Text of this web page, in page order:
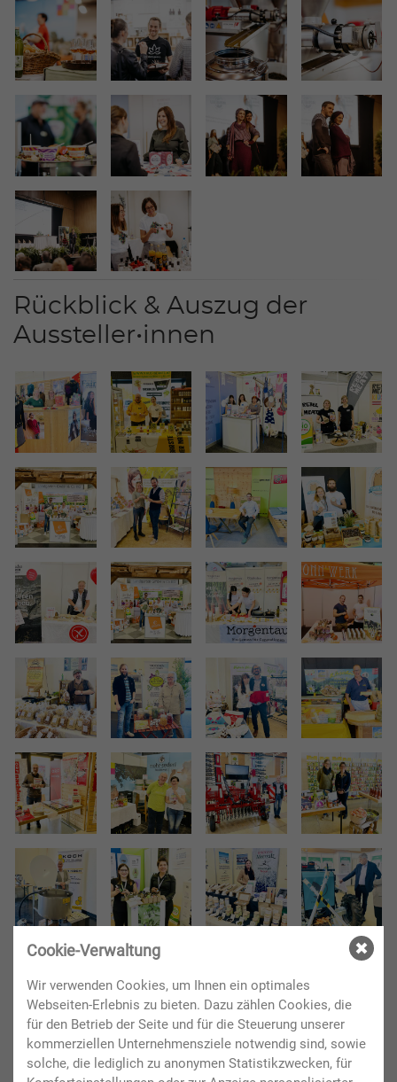
Rückblick & Auszug der
Aussteller•innen
Cookie-Verwaltung
Wir verwenden Cookies, um Ihnen ein optimales
Webseiten-Erlebnis zu bieten. Dazu zählen Cookies, die
für den Betrieb der Seite und für die Steuerung unserer
kommerziellen Unternehmensziele notwendig sind, sowie
solche, die lediglich zu anonymen Statistikzwecken, für